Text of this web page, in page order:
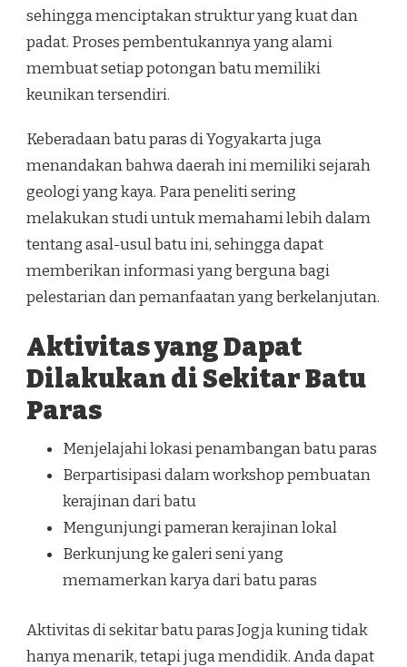
sehingga menciptakan struktur yang kuat dan
padat. Proses pembentukannya yang alami
membuat setiap potongan batu memiliki
keunikan tersendiri.
Keberadaan batu paras di Yogyakarta juga
menandakan bahwa daerah ini memiliki sejarah
geologi yang kaya. Para peneliti sering
melakukan studi untuk memahami lebih dalam
tentang asal-usul batu ini, sehingga dapat
memberikan informasi yang berguna bagi
pelestarian dan pemanfaatan yang berkelanjutan.
Aktivitas yang Dapat
Dilakukan di Sekitar Batu
Paras
Menjelajahi lokasi penambangan batu paras
Berpartisipasi dalam workshop pembuatan
kerajinan dari batu
Mengunjungi pameran kerajinan lokal
Berkunjung ke galeri seni yang
memamerkan karya dari batu paras
Aktivitas di sekitar batu paras Jogja kuning tidak
hanya menarik, tetapi juga mendidik. Anda dapat